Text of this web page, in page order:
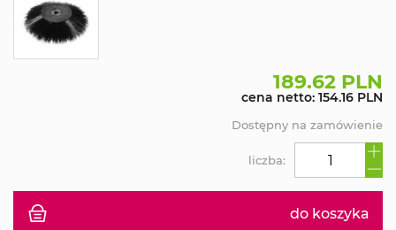
189.62 PLN
cena netto: 154.16 PLN
do koszyka
liczba:
Dostępny na zamówienie